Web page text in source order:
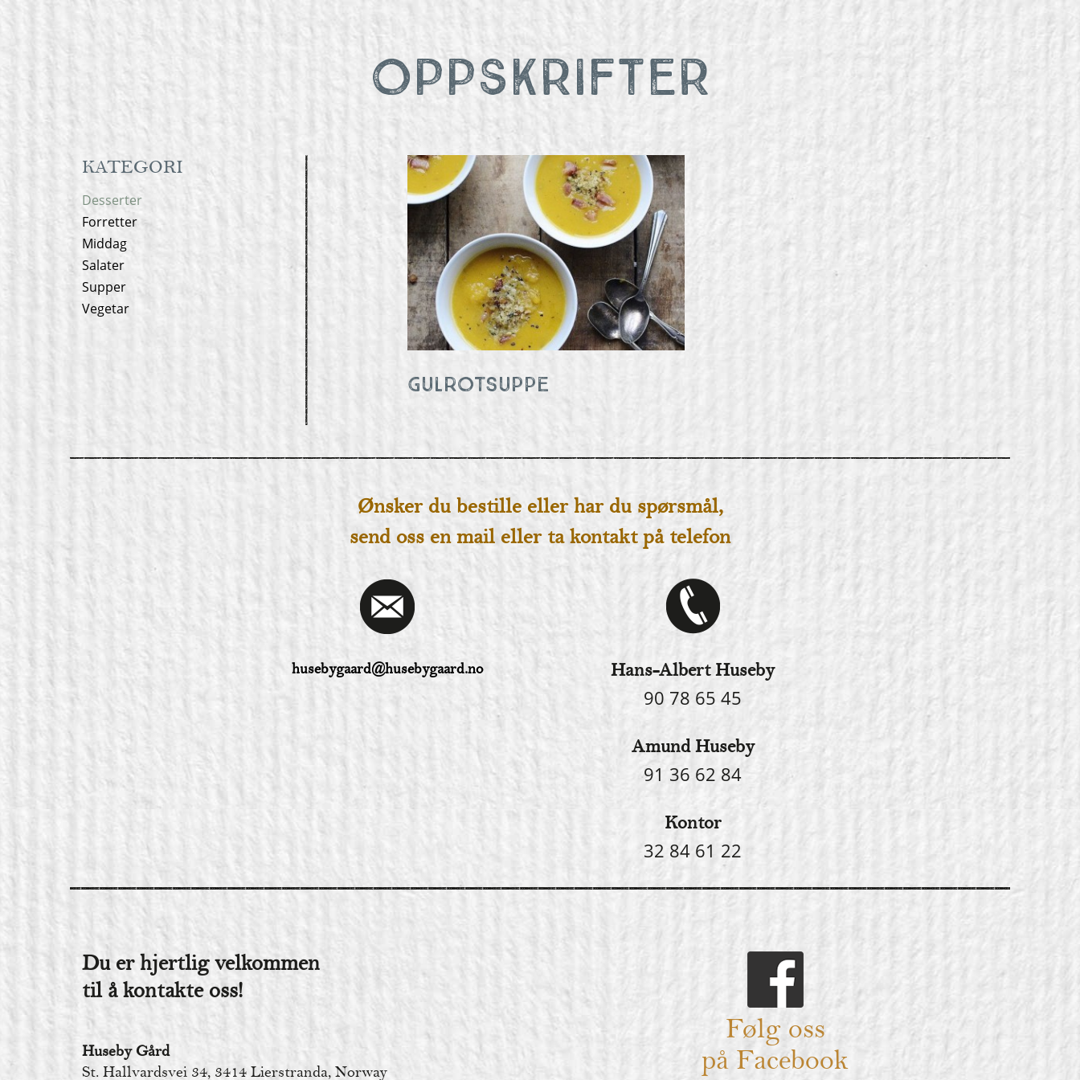
Oppskrifter
KATEGORI
Desserter
Forretter
Middag
Salater
Supper
Vegetar
GULROTSUPPE
Ønsker du bestille eller har du spørsmål,
send oss en mail eller ta kontakt på telefon
husebygaard@husebygaard.no Hans-Albert Huseby
90 78 65 45
Amund Huseby
91 36 62 84
Kontor
32 84 61 22
Du er hjertlig velkommen
til å kontakte oss!
Huseby Gård
St. Hallvardsvei 34, 3414 Lierstranda, Norway
Følg oss
på Facebook